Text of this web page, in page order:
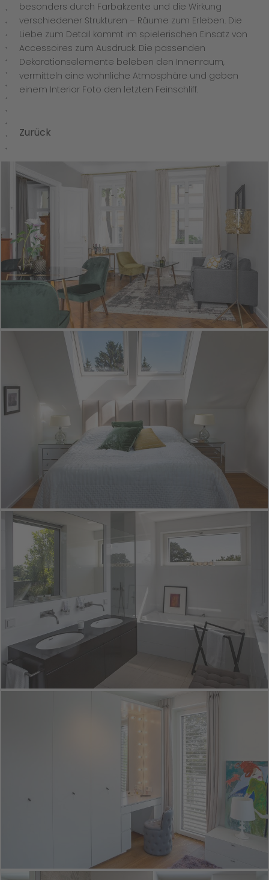
besonders durch Farbakzente und die Wirkung
verschiedener Strukturen – Räume zum Erleben. Die
Liebe zum Detail kommt im spielerischen Einsatz von
Accessoires zum Ausdruck. Die passenden
Dekorationselemente beleben den Innenraum,
vermitteln eine wohnliche Atmosphäre und geben
einem Interior Foto den letzten Feinschliff.
Zurück